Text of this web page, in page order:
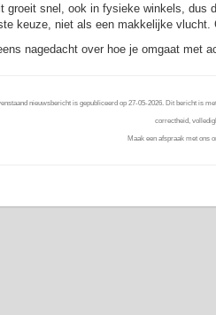
groeit snel, ook in fysieke winkels, dus
keuze, niet als een makkelijke
nagedacht over hoe je omgaat met
nieuwsbericht is gepubliceerd op 27-05-2026. Dit bericht is
correctheid,
Maak een afspraak met ons